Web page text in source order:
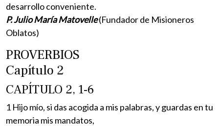
desarrollo conveniente.
P. Julio María Matovelle(Fundador de Misioneros
Oblatos)
PROVERBIOS
Capítulo 2
CAPÍTULO 2, 1-6
1 Hijo mío, si das acogida a mis palabras, y guardas en tu
memoria mis mandatos,